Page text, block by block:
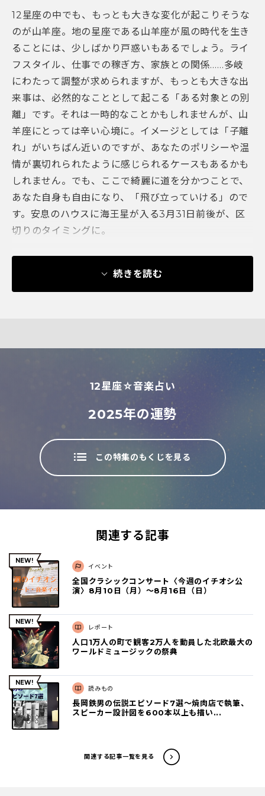
12星座の中でも、もっとも大きな変化が起こりそうな
のが山羊座。地の星座である山羊座が風の時代を生き
ることには、少しばかり戸惑いもあるでしょう。ライ
フスタイル、仕事での稼ぎ方、家族との関係……多岐
にわたって調整が求められますが、もっとも大きな出
来事は、必然的なこととして起こる「ある対象との別
離」です。それは一時的なことかもしれませんが、山
羊座にとっては辛い心境に。イメージとしては「子離
れ」がいちばん近いのですが、あなたのポリシーや温
情が裏切れられたように感じられるケースもあるかも
しれません。でも、ここで綺麗に道を分かつことで、
あなた自身も自由になり、「飛び立っていける」ので
す。安息のハウスに海王星が入る3月31日前後が、区
切りのタイミングに。
続きを読む
12星座☆音楽占い
2025年の運勢
この特集のもくじを見る
関連する記事
イベント
全国クラシックコンサート〈今週のイチオシ公
演〉8月10日（月）～8月16日（日）
レポート
人口1万人の町で観客2万人を動員した北欧最大の
ワールドミュージックの祭典
読みもの
長岡鉄男の伝説エピソード7選〜焼肉店で執筆、
スピーカー設計図を600本以上も描い...
関連する記事一覧を見る